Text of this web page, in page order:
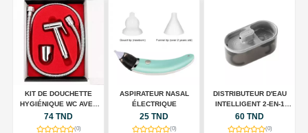
KIT DE DOUCHETTE
HYGIÉNIQUE WC AVEC
FLEXIBLE EN ACIER
INOXYDABLE
74 TND
(0)
ASPIRATEUR NASAL
ÉLECTRIQUE
25 TND
(0)
DISTRIBUTEUR D'EAU
INTELLIGENT 2-EN-1
POUR CHIENS ET CHATS
60 TND
(0)